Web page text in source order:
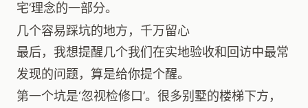
宅’理念的一部分。
几个容易踩坑的地方，千万留心
最后，我想提醒几个我们在实地验收和回访中最常
发现的问题，算是给你提个醒。
第一个坑是‘忽视检修口’。很多别墅的楼梯下方，